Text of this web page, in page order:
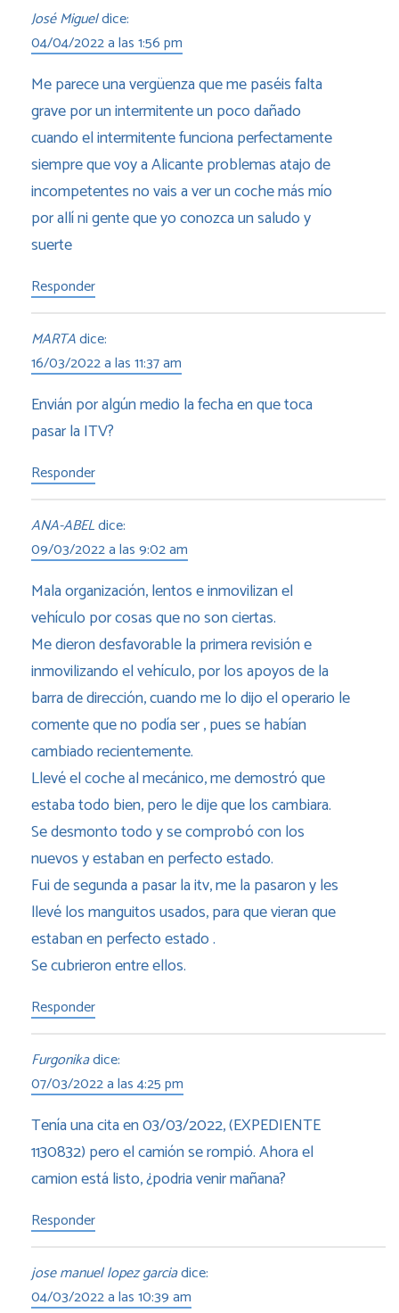
José Migueldice:
04/04/2022 a las 1:56 pm
Me parece una vergüenza que me paséis falta
grave por un intermitente un poco dañado
cuando el intermitente funciona perfectamente
siempre que voy a Alicante problemas atajo de
incompetentes no vais a ver un coche más mío
por allí ni gente que yo conozca un saludo y
suerte
Responder
MARTAdice:
16/03/2022 a las 11:37 am
Envián por algún medio la fecha en que toca
pasar la ITV?
Responder
ANA-ABELdice:
09/03/2022 a las 9:02 am
Mala organización, lentos e inmovilizan el
vehículo por cosas que no son ciertas.
Me dieron desfavorable la primera revisión e
inmovilizando el vehículo, por los apoyos de la
barra de dirección, cuando me lo dijo el operario le
comente que no podía ser , pues se habían
cambiado recientemente.
Llevé el coche al mecánico, me demostró que
estaba todo bien, pero le dije que los cambiara.
Se desmonto todo y se comprobó con los
nuevos y estaban en perfecto estado.
Fui de segunda a pasar la itv, me la pasaron y les
llevé los manguitos usados, para que vieran que
estaban en perfecto estado .
Se cubrieron entre ellos.
Responder
Furgonikadice:
07/03/2022 a las 4:25 pm
Tenía una cita en 03/03/2022, (EXPEDIENTE
1130832) pero el camión se rompió. Ahora el
camion está listo, ¿podria venir mañana?
Responder
jose manuel lopez garciadice:
04/03/2022 a las 10:39 am